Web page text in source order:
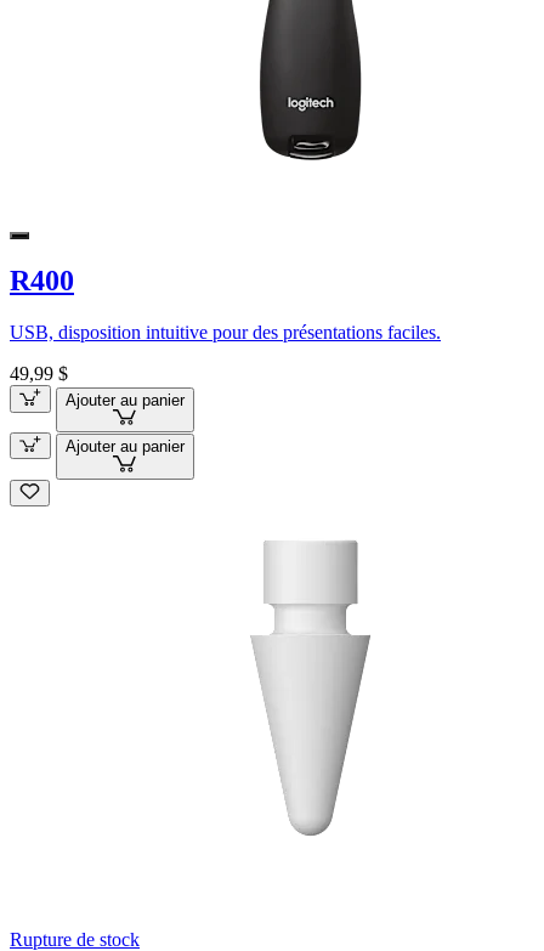
R400
USB, disposition intuitive pour des présentations faciles.
49,99 $
Ajouter au panier
Ajouter au panier
Rupture de stock